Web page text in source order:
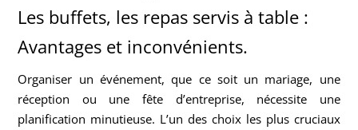
Les buffets, les repas servis à table :
Avantages et inconvénients.
Organiser un événement, que ce soit un mariage, une
réception ou une fête d’entreprise, nécessite une
planification minutieuse. L’un des choix les plus cruciaux